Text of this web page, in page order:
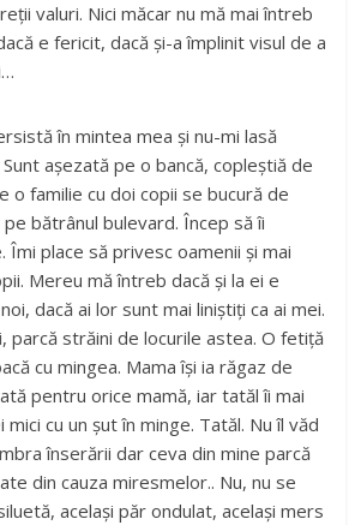
valuri. Nici măcar nu mă mai întreb
e fericit, dacă și-a împlinit visul de a
în mintea mea și nu-mi lasă
așezată pe o bancă, copleștiă de
o familie cu doi copii se bucură de
bătrânul bulevard. Încep să îi
Îmi place să privesc oamenii și mai
Mereu mă întreb dacă și la ei e
dacă ai lor sunt mai liniștiți ca ai mei.
parcă străini de locurile astea. O fetiță
cu mingea. Mama își ia răgaz de
pentru orice mamă, iar tatăl îi mai
cu un șut în minge. Tatăl. Nu îl văd
înserării dar ceva din mine parcă
din cauza miresmelor.. Nu, nu se
același păr ondulat, același mers